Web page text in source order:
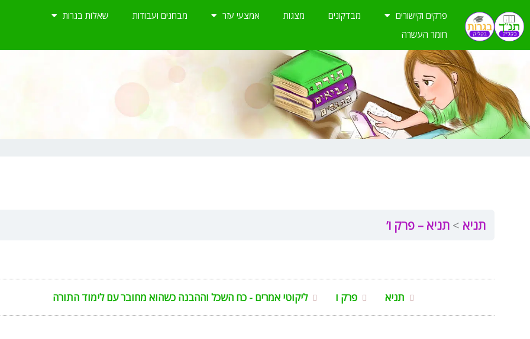
לתוכן
פרקים וקישורים מבדקונים מצגות אמצעי עזר מבחנים ועבודות
שאלות בגרות
חומר העשרה
תניא תניא – פרק ו’
תניא פרק ו ליקוטי אמרים - כח השכל וההבנה כשהוא מחובר עם לימוד התורה